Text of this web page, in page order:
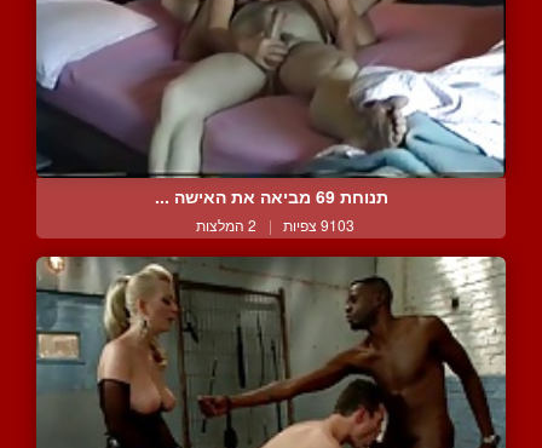
תנוחת 69 מביאה את האישה ...
9103 צפיות | 2 המלצות